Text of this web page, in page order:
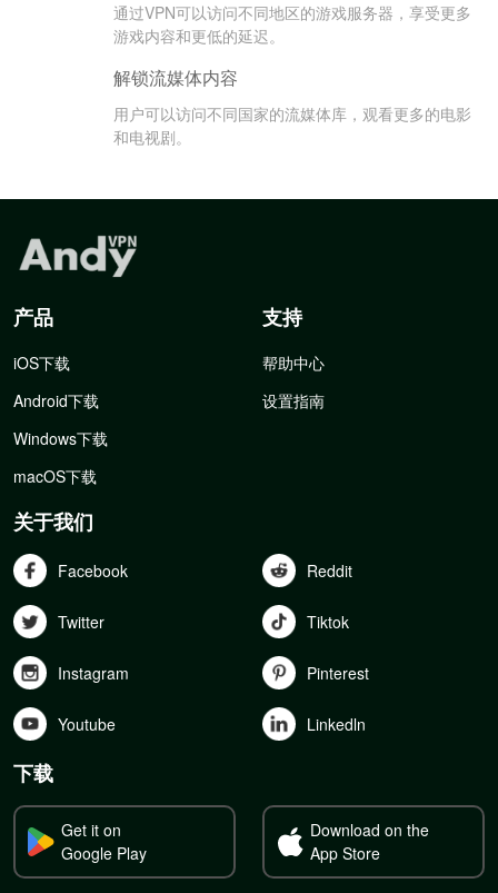
通过VPN可以访问不同地区的游戏服务器，享受更多
游戏内容和更低的延迟。
解锁流媒体内容
用户可以访问不同国家的流媒体库，观看更多的电影
和电视剧。
产品
iOS下载
Android下载
Windows下载
macOS下载
支持
帮助中心
设置指南
关于我们
Facebook Reddit
Twitter Tiktok
Instagram Pinterest
Youtube Linkedln
下载
Get it on
Google Play
Download on the
App Store